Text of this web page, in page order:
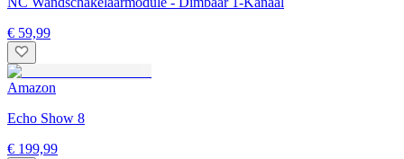
€ 59,99
Amazon
Echo Show 8
€ 199,99